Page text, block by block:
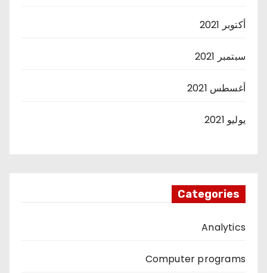
أكتوبر 2021
سبتمبر 2021
أغسطس 2021
يوليو 2021
Categories
Analytics
Computer programs